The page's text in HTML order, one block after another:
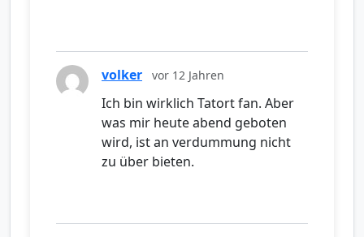
volker vor 12 Jahren
Ich bin wirklich Tatort fan. Aber
was mir heute abend geboten
wird, ist an verdummung nicht
zu über bieten.